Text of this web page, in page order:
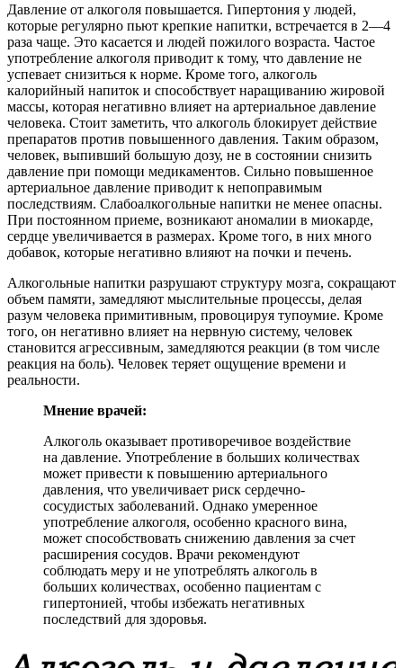
Давление от алкоголя повышается. Гипертония у людей,
которые регулярно пьют крепкие напитки, встречается в 2—4
раза чаще. Это касается и людей пожилого возраста. Частое
употребление алкоголя приводит к тому, что давление не
успевает снизиться к норме. Кроме того, алкоголь
калорийный напиток и способствует наращиванию жировой
массы, которая негативно влияет на артериальное давление
человека. Стоит заметить, что алкоголь блокирует действие
препаратов против повышенного давления. Таким образом,
человек, выпивший большую дозу, не в состоянии снизить
давление при помощи медикаментов. Сильно повышенное
артериальное давление приводит к непоправимым
последствиям. Слабоалкогольные напитки не менее опасны.
При постоянном приеме, возникают аномалии в миокарде,
сердце увеличивается в размерах. Кроме того, в них много
добавок, которые негативно влияют на почки и печень.
Алкогольные напитки разрушают структуру мозга, сокращают
объем памяти, замедляют мыслительные процессы, делая
разум человека примитивным, провоцируя тупоумие. Кроме
того, он негативно влияет на нервную систему, человек
становится агрессивным, замедляются реакции (в том числе
реакция на боль). Человек теряет ощущение времени и
реальности.
Мнение врачей:
Алкоголь оказывает противоречивое воздействие
на давление. Употребление в больших количествах
может привести к повышению артериального
давления, что увеличивает риск сердечно-
сосудистых заболеваний. Однако умеренное
употребление алкоголя, особенно красного вина,
может способствовать снижению давления за счет
расширения сосудов. Врачи рекомендуют
соблюдать меру и не употреблять алкоголь в
больших количествах, особенно пациентам с
гипертонией, чтобы избежать негативных
последствий для здоровья.